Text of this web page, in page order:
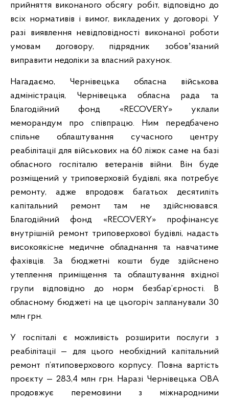
прийняття виконаного обсягу робіт, відповідно до
всіх нормативів і вимог, викладених у договорі. У
разі виявлення невідповідності виконаної роботи
умовам договору, підрядник зобовʼязаний
виправити недоліки за власний рахунок.
Нагадаємо, Чернівецька обласна військова
адміністрація, Чернівецька обласна рада та
Благодійний фонд «RECOVERY» уклали
меморандум про співпрацю. Ним передбачено
спільне облаштування сучасного центру
реабілітації для військових на 60 ліжок саме на базі
обласного госпіталю ветеранів війни. Він буде
розміщений у триповерховій будівлі, яка потребує
ремонту, адже впродовж багатьох десятиліть
капітальний ремонт там не здійснювався.
Благодійний фонд «RECOVERY» профінансує
внутрішній ремонт триповерхової будівлі, надасть
високоякісне медичне обладнання та навчатиме
фахівців. За бюджетні кошти буде здійснено
утеплення приміщення та облаштування вхідної
групи відповідно до норм безбар’єрності. В
обласному бюджеті на це цьогоріч запланували 30
млн грн.
У госпіталі є можливість розширити послуги з
реабілітації — для цього необхідний капітальний
ремонт п’ятиповерхового корпусу. Повна вартість
проєкту — 283,4 млн грн. Наразі Чернівецька ОВА
продовжує перемовини з міжнародними